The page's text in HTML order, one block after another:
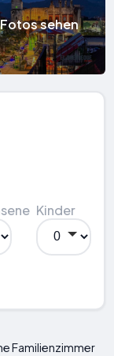
sehen
Kinder
Familienzimmer